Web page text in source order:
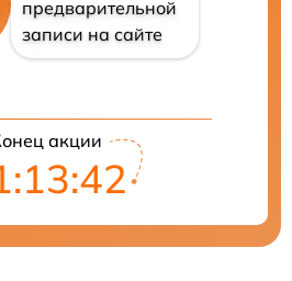
предварительной
записи на сайте
акции